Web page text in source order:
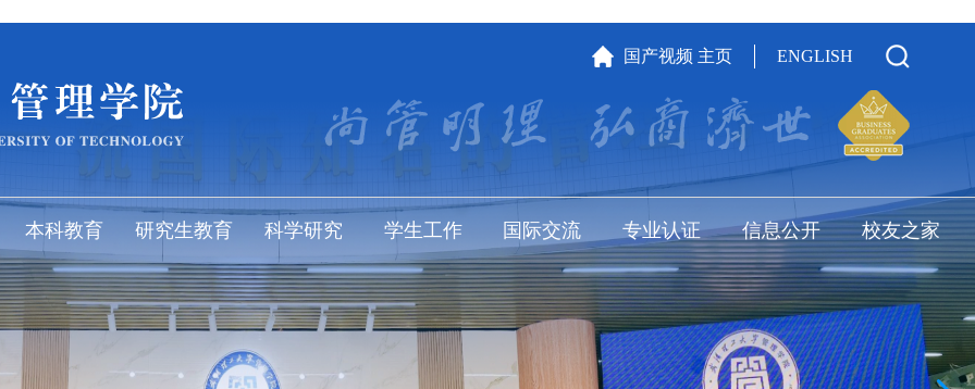
ENGLISH
国产视频 主页
本科教育 研究生教育 科学研究 学生工作 国际交流 专业认证 信息公开 校友之家